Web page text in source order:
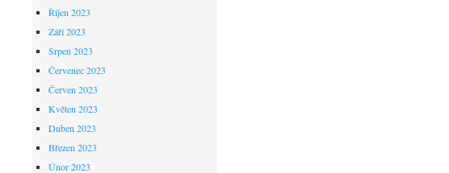
Říjen 2023
Září 2023
Srpen 2023
Červenec 2023
Červen 2023
Květen 2023
Duben 2023
Březen 2023
Únor 2023